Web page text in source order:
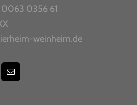
0356 61
weinheim.de